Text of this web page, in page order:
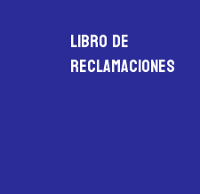
LIBRO DE
RECLAMACIONES